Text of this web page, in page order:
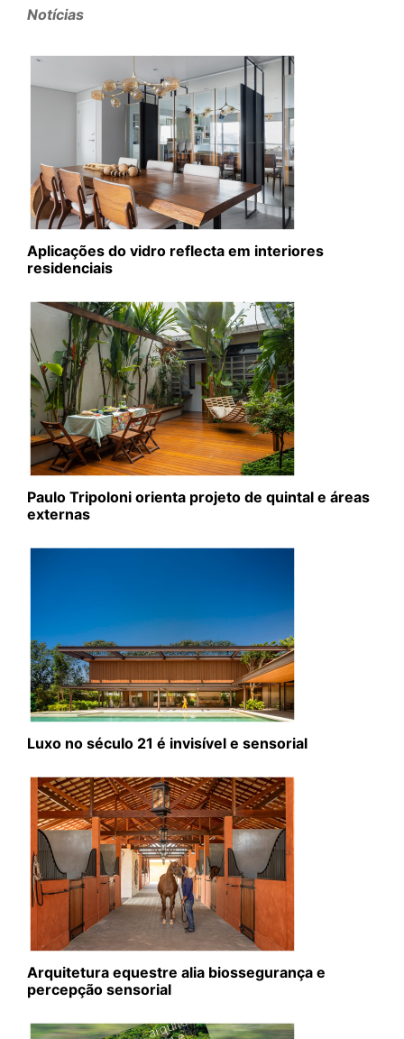
Notícias
Aplicações do vidro reflecta em interiores
residenciais
Paulo Tripoloni orienta projeto de quintal e áreas
externas
Luxo no século 21 é invisível e sensorial
Arquitetura equestre alia biossegurança e
percepção sensorial